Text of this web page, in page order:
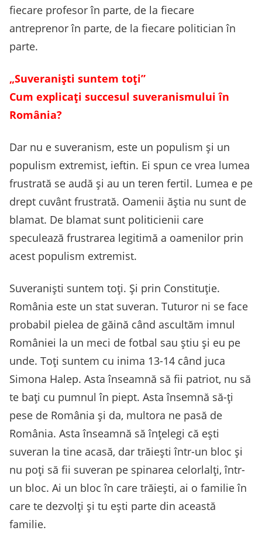
fiecare profesor în parte, de la fiecare
antreprenor în parte, de la fiecare politician în
parte.
„Suveraniști suntem toți”
Cum explicați succesul suveranismului în
România?
Dar nu e suveranism, este un populism și un
populism extremist, ieftin. Ei spun ce vrea lumea
frustrată se audă și au un teren fertil. Lumea e pe
drept cuvânt frustrată. Oamenii ăștia nu sunt de
blamat. De blamat sunt politicienii care
speculează frustrarea legitimă a oamenilor prin
acest populism extremist.
Suveraniști suntem toți. Și prin Constituție.
România este un stat suveran. Tuturor ni se face
probabil pielea de găină când ascultăm imnul
României la un meci de fotbal sau știu și eu pe
unde. Toți suntem cu inima 13-14 când juca
Simona Halep. Asta înseamnă să fii patriot, nu să
te bați cu pumnul în piept. Asta însemnă să-ți
pese de România și da, multora ne pasă de
România. Asta înseamnă să înțelegi că ești
suveran la tine acasă, dar trăiești într-un bloc și
nu poți să fii suveran pe spinarea celorlalți, într-
un bloc. Ai un bloc în care trăiești, ai o familie în
care te dezvolți și tu ești parte din această
familie.